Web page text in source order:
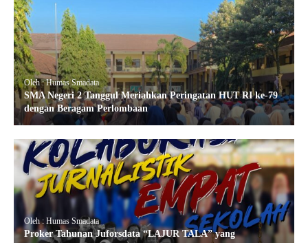
Oleh : Humas Smadata
SMA Negeri 2 Tanggul Meriahkan Peringatan HUT RI ke-79
dengan Beragam Perlombaan
Oleh : Humas Smadata
Proker Tahunan Juforsdata “LAJUR TALA” yang